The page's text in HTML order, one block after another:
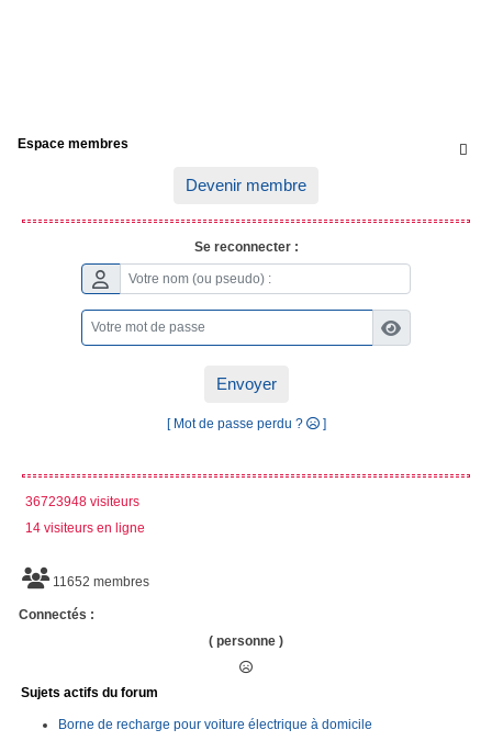

Espace membres
Devenir membre
Se reconnecter :
Envoyer
[ Mot de passe perdu ? ]
36723948 visiteurs
14 visiteurs en ligne
11652 membres
Connectés :
( personne )
Sujets actifs du forum
Borne de recharge pour voiture électrique à domicile